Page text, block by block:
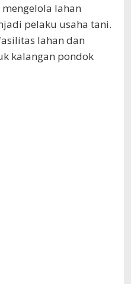
lahan
pelaku usaha tani.
lahan dan
kalangan pondok